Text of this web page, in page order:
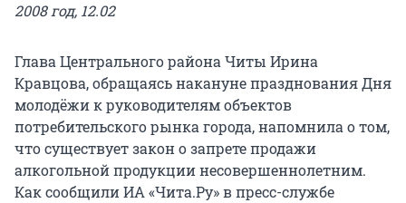
2008 год, 12.02
Глава Центрального района Читы Ирина
Кравцова, обращаясь накануне празднования Дня
молодёжи к руководителям объектов
потребительского рынка города, напомнила о том,
что существует закон о запрете продажи
алкогольной продукции несовершеннолетним.
Как сообщили ИА «Чита.Ру» в пресс-службе